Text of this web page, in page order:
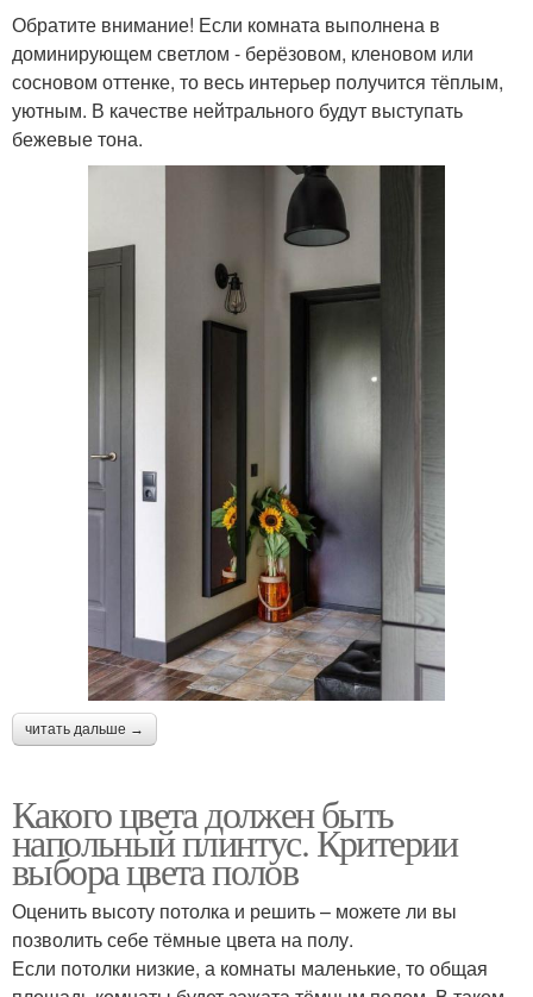
Обратите внимание! Если комната выполнена в
доминирующем светлом - берёзовом, кленовом или
сосновом оттенке, то весь интерьер получится тёплым,
уютным. В качестве нейтрального будут выступать
бежевые тона.
читать дальше →
Какого цвета должен быть
напольный плинтус. Критерии
выбора цвета полов
Оценить высоту потолка и решить – можете ли вы
позволить себе тёмные цвета на полу.
Если потолки низкие, а комнаты маленькие, то общая